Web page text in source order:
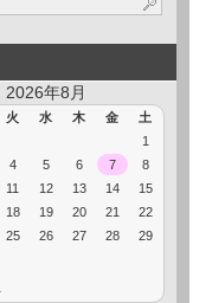
2026年8月
火 水 木 金 土
1
4 5 6 7
8
11 12 13 14
15
18 19 20 21
22
25 26 27 28
29